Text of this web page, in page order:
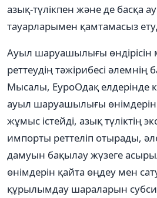
азық-түлікпен жəне де басқа
тауарларымен қамтамасыз
Ауыл шаруашылығы өндірісін
реттеудің тəжірибесі əлемнің
Мысалы, ЕуроОдақ елдерінде
ауыл шаруашылығы өнімдерін
жұмыс істейді, азық түліктің
импорты реттеліп отырады,
дамуын бақылау жүзеге
өнімдерін қайта өңдеу мен
құрылымдау шараларын